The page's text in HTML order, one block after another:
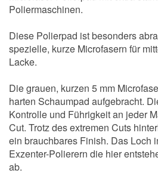
Poliermaschinen.
Diese Polierpad ist besonders
spezielle, kurze Microfasern für
Lacke.
Die grauen, kurzen 5 mm
harten Schaumpad aufgebracht.
Kontrolle und Führigkeit an jeder
Cut. Trotz des extremen Cuts
ein brauchbares Finish. Das Loch
Exzenter-Polierern die hier
ab.